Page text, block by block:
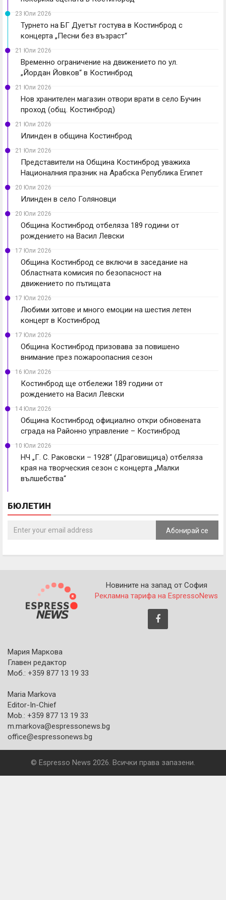
23 Юли 2026
Турнето на БГ Дуетът гостува в Костинброд с
концерта „Песни без възраст“
21 Юли 2026
Временно ограничение на движението по ул.
„Йордан Йовков“ в Костинброд
21 Юли 2026
Нов хранителен магазин отвори врати в село Бучин
проход (общ. Костинброд)
21 Юли 2026
Илинден в община Костинброд
21 Юли 2026
Представители на Община Костинброд уважиха
Националния празник на Арабска Република Египет
20 Юли 2026
Илинден в село Голяновци
20 Юли 2026
Община Костинброд отбеляза 189 години от
рождението на Васил Левски
17 Юли 2026
Община Костинброд се включи в заседание на
Областната комисия по безопасност на
движението по пътищата
17 Юли 2026
Любими хитове и много емоции на шестия летен
концерт в Костинброд
17 Юли 2026
Община Костинброд призовава за повишено
внимание през пожароопасния сезон
16 Юли 2026
Костинброд ще отбележи 189 години от
рождението на Васил Левски
14 Юли 2026
Община Костинброд официално откри обновената
сграда на Районно управление – Костинброд
10 Юли 2026
НЧ „Г. С. Раковски – 1928“ (Драговищица) отбеляза
края на творческия сезон с концерта „Малки
вълшебства“
БЮЛЕТИН
Абонирай се
Новините на запад от София
Рекламна тарифа на EspressoNews
Мария Маркова
Главен редактор
Моб.: +359 877 13 19 33
Maria Markova
Editor-In-Chief
Mob.: +359 877 13 19 33
m.markova@espressonews.bg
office@espressonews.bg
© Espresso News 2026. Всички права запазени.